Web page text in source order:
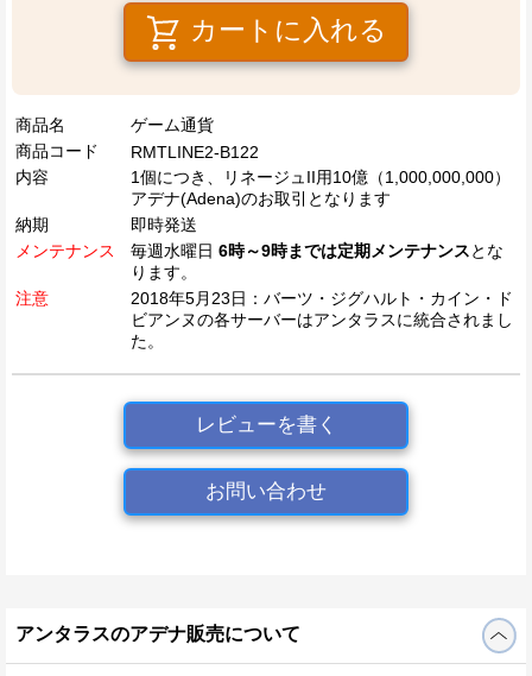
カートに入れる
商品名
ゲーム通貨
商品コード
RMTLINE2-B122
内容
1個につき、リネージュII用10億（1,000,000,000）
アデナ(Adena)のお取引となります
納期
即時発送
メンテナンス
毎週水曜日 6時～9時までは定期メンテナンスとな
ります。
注意
2018年5月23日：バーツ・ジグハルト・カイン・ド
ビアンヌの各サーバーはアンタラスに統合されまし
た。
レビューを書く
お問い合わせ
アンタラスのアデナ販売について